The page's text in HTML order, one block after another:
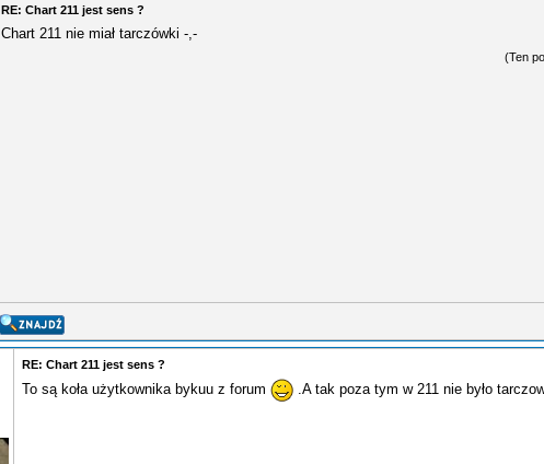
RE: Chart 211 jest sens ?
Chart 211 nie miał tarczówki -,-
(Ten
RE: Chart 211 jest sens ?
To są koła użytkownika bykuu z forum .A tak poza tym w 211 nie było